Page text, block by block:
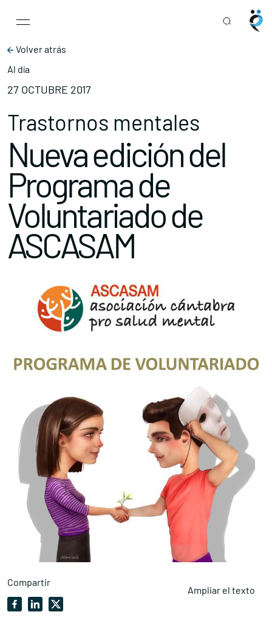
Main Navigation
Volver atrás
Al día
27 OCTUBRE 2017
Trastornos mentales
Nueva edición del
Programa de
Voluntariado de
ASCASAM
Compartir
Ampliar el texto